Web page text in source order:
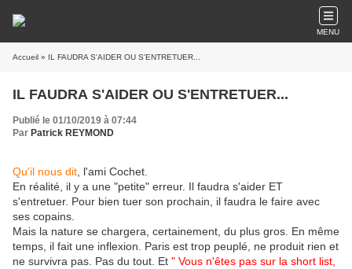
MENU
Accueil » IL FAUDRA S'AIDER OU S'ENTRETUER...
IL FAUDRA S'AIDER OU S'ENTRETUER...
Publié le 01/10/2019 à 07:44
Par Patrick REYMOND
Qu'il nous dit , l'ami Cochet.
En réalité, il y a une "petite" erreur. Il faudra s'aider ET
s'entretuer. Pour bien tuer son prochain, il faudra le faire avec
ses copains.
Mais la nature se chargera, certainement, du plus gros. En même
temps, il fait une inflexion. Paris est trop peuplé, ne produit rien et
ne survivra pas. Pas du tout. Et " Vous n'êtes pas sur la short list,